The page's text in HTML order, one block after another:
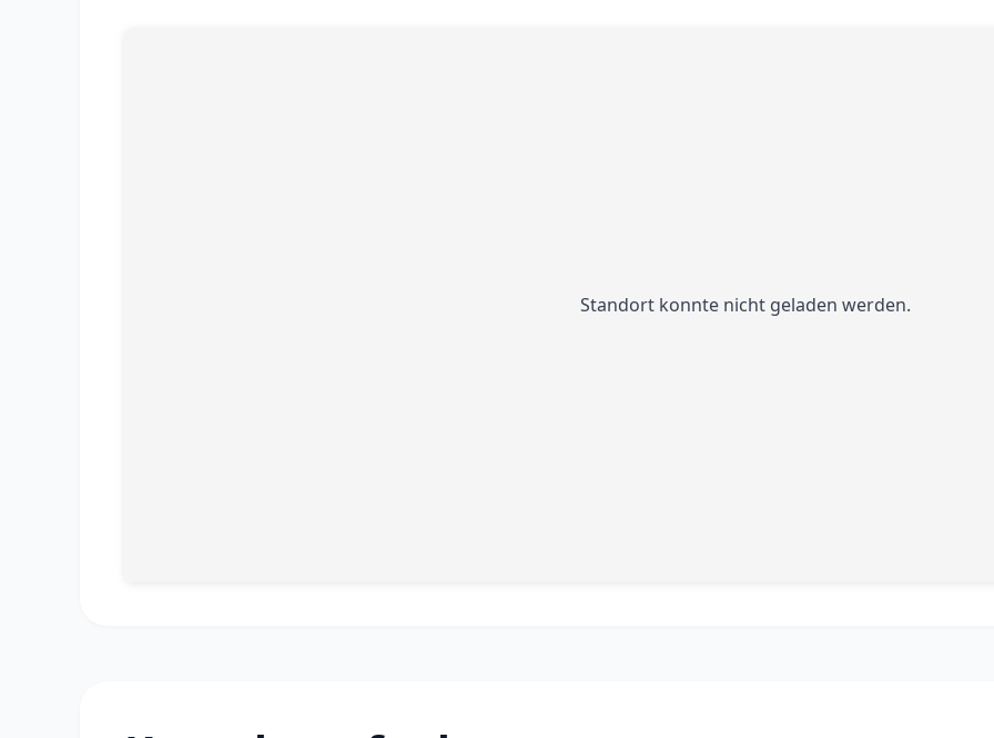
Standort konnte nicht geladen werden.